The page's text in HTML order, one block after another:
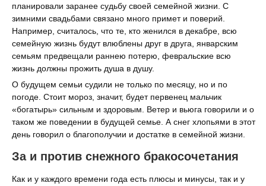
планировали заранее судьбу своей семейной жизни. С
зимними свадьбами связано много примет и поверий.
Например, считалось, что те, кто женился в декабре, всю
семейную жизнь будут влюблены друг в друга, январским
семьям предвещали раннею потерю, февральские всю
жизнь должны прожить душа в душу.
О будущем семьи судили не только по месяцу, но и по
погоде. Стоит мороз, значит, будет первенец мальчик
«богатырь» сильным и здоровым. Ветер и вьюга говорили и о
таком же поведении в будущей семье. А снег хлопьями в этот
день говорил о благополучии и достатке в семейной жизни.
За и против снежного бракосочетания
Как и у каждого времени года есть плюсы и минусы, так и у